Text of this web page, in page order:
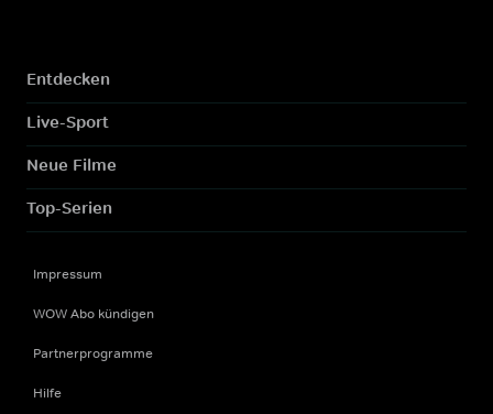
Entdecken
Live-Sport
Neue Filme
Top-Serien
Impressum
WOW Abo kündigen
Partnerprogramme
Hilfe